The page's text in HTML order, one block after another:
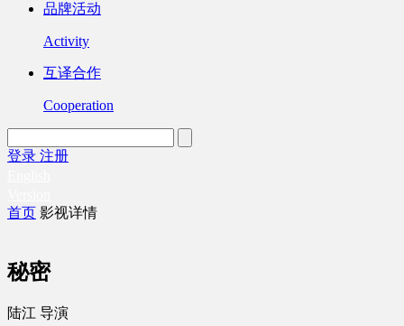
品牌活动
Activity
互译合作
Cooperation
登录 注册
首页 影视详情
秘密
陆江 导演